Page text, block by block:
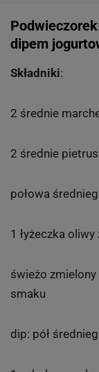
dipem
Składniki:
2 średnie
2 średnie
połowa
1 łyżeczka
świeżo zmielony
smaku
dip: pół